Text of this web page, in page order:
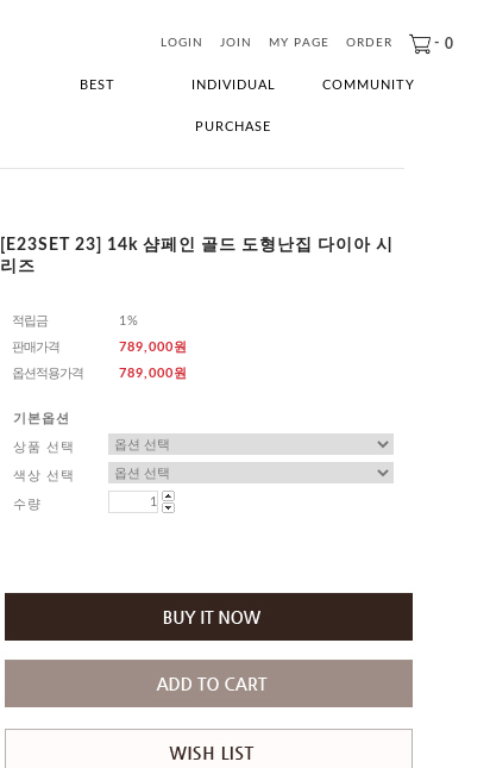
LOGIN JOIN MY PAGE ORDER - 0
BEST INDIVIDUAL
PURCHASE
COMMUNITY
[E23SET 23] 14k 샴페인 골드 도형난집 다이아 시
리즈
적립금
1%
판매가격
789,000원
옵션적용가격
789,000원
기본옵션
상품 선택
색상 선택
수량